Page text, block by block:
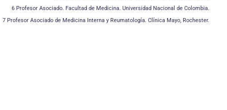
6 Profesor Asociado. Facultad de Medicina. Universidad Nacional de Colombia.
7 Profesor Asociado de Medicina Interna y Reumatología. Clínica Mayo, Rochester.